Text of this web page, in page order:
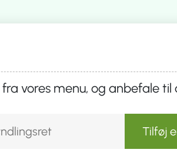
vores menu, og anbefale til
Tilføj